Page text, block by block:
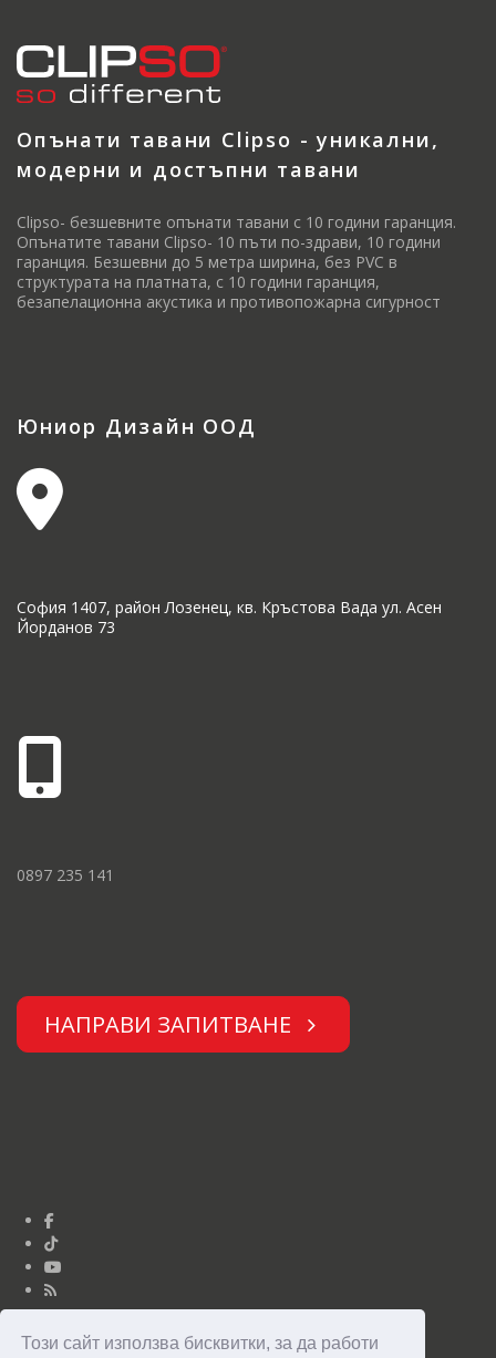
Този сайт използва бисквитки, за да работи
Опънати тавани Clipso - уникални,
модерни и достъпни тавани
Clipso- безшевните опънати тавани с 10 години гаранция.
Опънатите тавани Clipso- 10 пъти по-здрави, 10 години
гаранция. Безшевни до 5 метра ширина, без PVC в
структурата на платната, с 10 години гаранция,
безапелационна акустика и противопожарна сигурност
Юниор Дизайн ООД
София 1407, район Лозенец, кв. Кръстова Вада ул. Асен
Йорданов 73
0897 235 141
НАПРАВИ ЗАПИТВАНЕ